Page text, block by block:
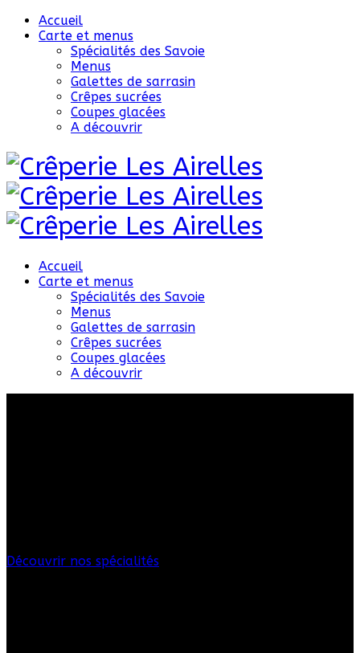
Accueil
Carte et menus
Spécialités des Savoie
Menus
Galettes de sarrasin
Crêpes sucrées
Coupes glacées
A découvrir
Accueil
Carte et menus
Spécialités des Savoie
Menus
Galettes de sarrasin
Crêpes sucrées
Coupes glacées
A découvrir
Découvrir nos spécialités